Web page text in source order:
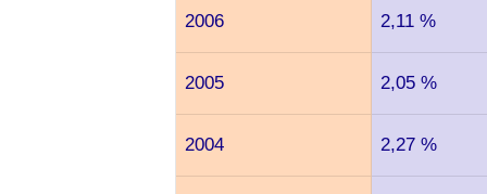
2006 2,11 %
2005 2,05 %
2004 2,27 %